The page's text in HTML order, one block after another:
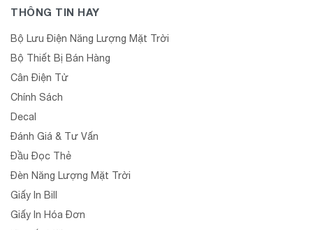
THÔNG TIN HAY
Bộ Lưu Điện Năng Lượng Mặt Trời
Bộ Thiết Bị Bán Hàng
Cân Điện Tử
Chính Sách
Decal
Đánh Giá & Tư Vấn
Đầu Đọc Thẻ
Đèn Năng Lượng Mặt Trời
Giấy In Bill
Giấy In Hóa Đơn